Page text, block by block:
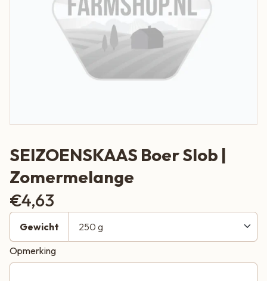
SEIZOENSKAAS Boer Slob |
Zomermelange
€4,63
Gewicht
Opmerking